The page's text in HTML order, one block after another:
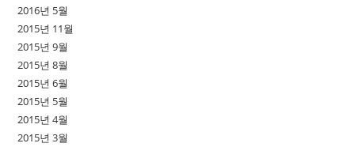
2016년 5월
2015년 11월
2015년 9월
2015년 8월
2015년 6월
2015년 5월
2015년 4월
2015년 3월